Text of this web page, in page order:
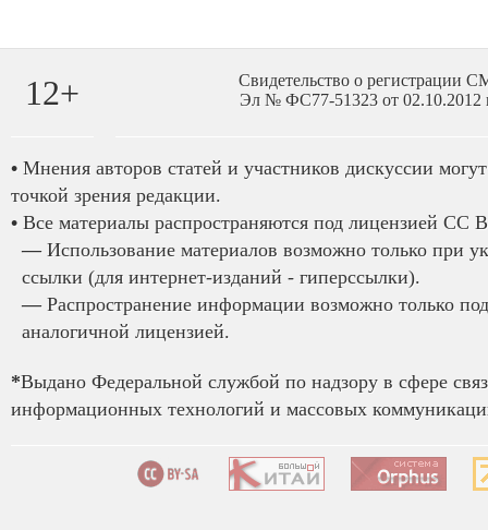
12+
Свидетельство о регистрации
Эл № ФС77-51323 от 02.10.2012
• Мнения авторов статей и участников дискуссии
точкой зрения редакции.
• Все материалы распространяются под лицензией CC
—Использование материалов возможно только при
ссылки (для интернет-изданий - гиперссылки).
—Распространение информации возможно только
аналогичной лицензией.
*Выдано Федеральной службой по надзору в сфере
информационных технологий и массовых